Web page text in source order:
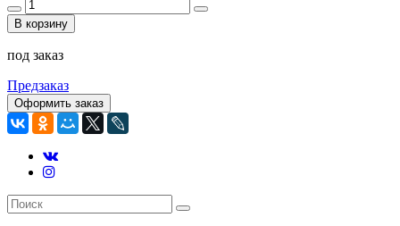
В корзину
под заказ
Предзаказ
Оформить заказ